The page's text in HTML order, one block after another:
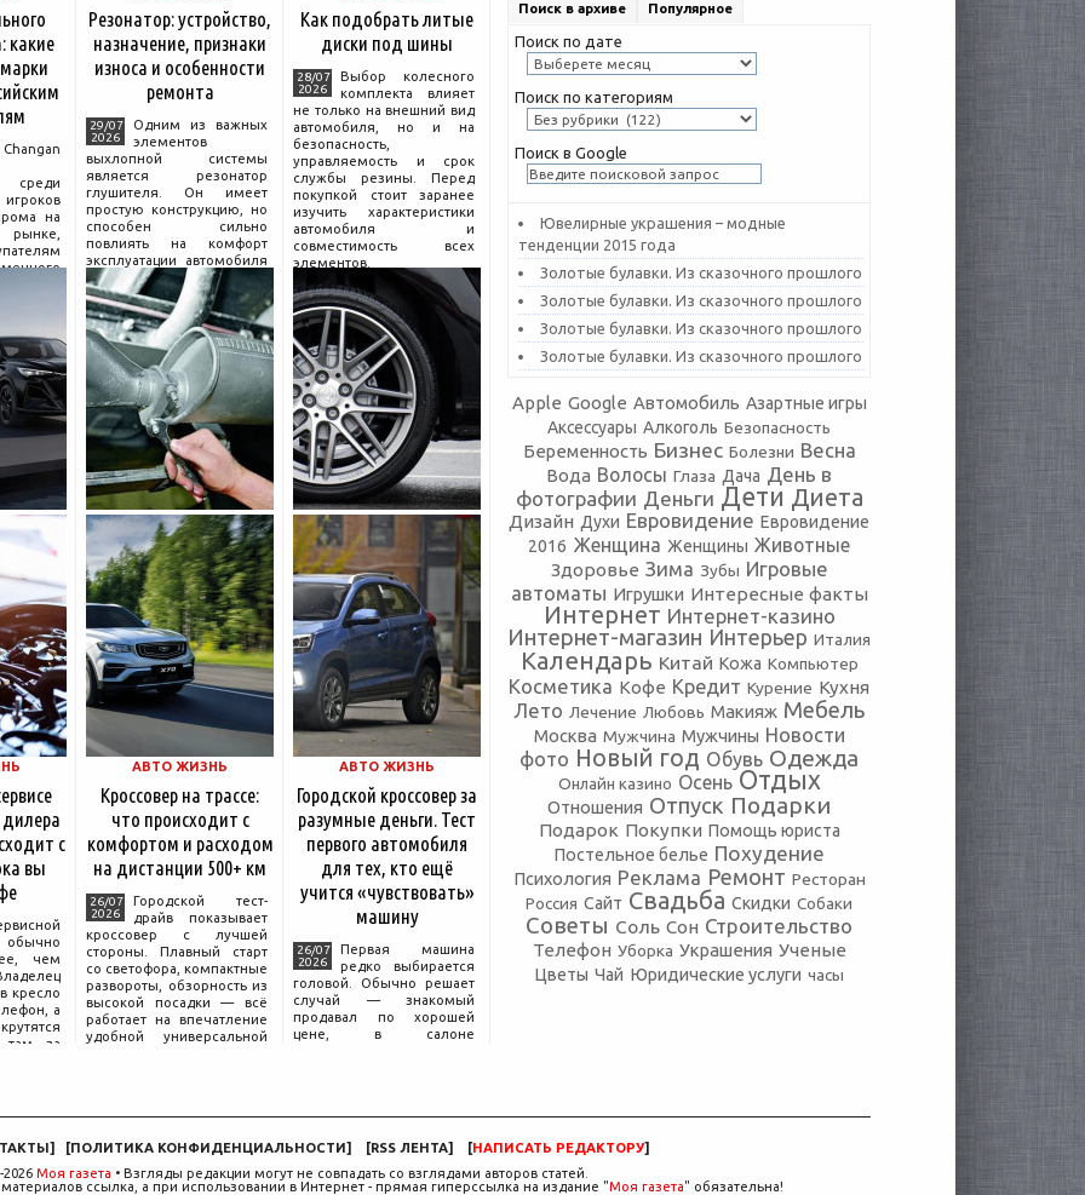
какие
на
Резонатор: устройство,
назначение, признаки
износа и особенности
ремонта
29/07
2026
Одним из важных
элементов
выхлопной системы
является резонатор
глушителя. Он имеет
простую конструкцию, но
способен сильно
повлиять на комфорт
эксплуатации автомобиля
и правильную работу
выхлопа.
Для чего нужен
резонатор
Как подобрать литые
диски под шины
28/07
2026
Выбор колесного
комплекта влияет
не только на внешний вид
автомобиля, но и на
безопасность,
управляемость и срок
службы резины. Перед
покупкой стоит заранее
изучить характеристики
автомобиля и
совместимость всех
элементов.
с
вы
чем
кресло
а
там, за
АВТО ЖИЗНЬ
Кроссовер на трассе:
что происходит с
комфортом и расходом
на дистанции 500+ км
26/07
2026
Городской тест-
драйв показывает
кроссовер с лучшей
стороны. Плавный старт
со светофора, компактные
развороты, обзорность из
высокой посадки — всё
работает на впечатление
удобной универсальной
АВТО ЖИЗНЬ
Городской кроссовер за
разумные деньги. Тест
первого автомобиля
для тех, кто ещё
учится «чувствовать»
машину
26/07
2026
Первая машина
редко выбирается
головой. Обычно решает
случай — знакомый
продавал по хорошей
цене, в салоне
Рассудок подключается
компромисса между
желаемым и
Поиск в архиве Популярное
Поиск по дате
Поиск по категориям
Поиск в Google
Ювелирные украшения – модные
тенденции 2015 года
Золотые булавки. Из сказочного прошлого
Золотые булавки. Из сказочного прошлого
Золотые булавки. Из сказочного прошлого
Золотые булавки. Из сказочного прошлого
Apple Google Автомобиль Азартные игры
Аксессуары Алкоголь Безопасность
Беременность Бизнес Болезни Весна
Вода Волосы Глаза Дача День в
фотографии Деньги Дети Диета
Дизайн Духи Евровидение Евровидение
2016 Женщина Женщины Животные
Здоровье Зима Зубы Игровые
автоматы Игрушки Интересные факты
Интернет Интернет-казино
Интернет-магазин Интерьер Италия
Календарь Китай Кожа Компьютер
Косметика Кофе Кредит Курение Кухня
Лето Лечение Любовь Макияж Мебель
Москва Мужчина Мужчины Новости
фото Новый год Обувь Одежда
Онлайн казино Осень Отдых
Отношения Отпуск Подарки
Подарок Покупки Помощь юриста
Постельное белье Похудение
Психология Реклама Ремонт Ресторан
Россия Сайт Свадьба Скидки Собаки
Советы Соль Сон Строительство
Телефон Уборка Украшения Ученые
Цветы Чай Юридические услуги часы
] [ПОЛИТИКА КОНФИДЕНЦИАЛЬНОСТИ] [RSS ЛЕНТА] [НАПИСАТЬ РЕДАКТОРУ]
2026 Моя газета • Взгляды редакции могут не совпадать со взглядами авторов статей.
ссылка, а при использовании в Интернет - прямая гиперссылка на издание "Моя газета" обязательна!